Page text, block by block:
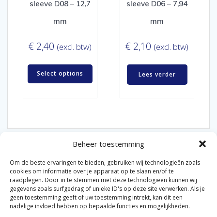
Beheer toestemming
Om de beste ervaringen te bieden, gebruiken wij technologieën zoals
cookies om informatie over je apparaat op te slaan en/of te
raadplegen. Door in te stemmen met deze technologieën kunnen wij
gegevens zoals surfgedrag of unieke ID's op deze site verwerken. Als je
geen toestemming geeft of uw toestemming intrekt, kan dit een
nadelige invloed hebben op bepaalde functies en mogelijkheden.
sleeve D08 – 12,7
mm
€ 2,40 (excl. btw)
Select options
sleeve D06 – 7,94
mm
€ 2,10 (excl. btw)
Lees verder
© 2026 Van der Bel Las en Radiateurenbedrijf.